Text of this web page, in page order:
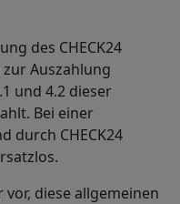
des CHECK24
Auszahlung
und 4.2 dieser
Bei einer
durch CHECK24
vor, diese allgemeinen